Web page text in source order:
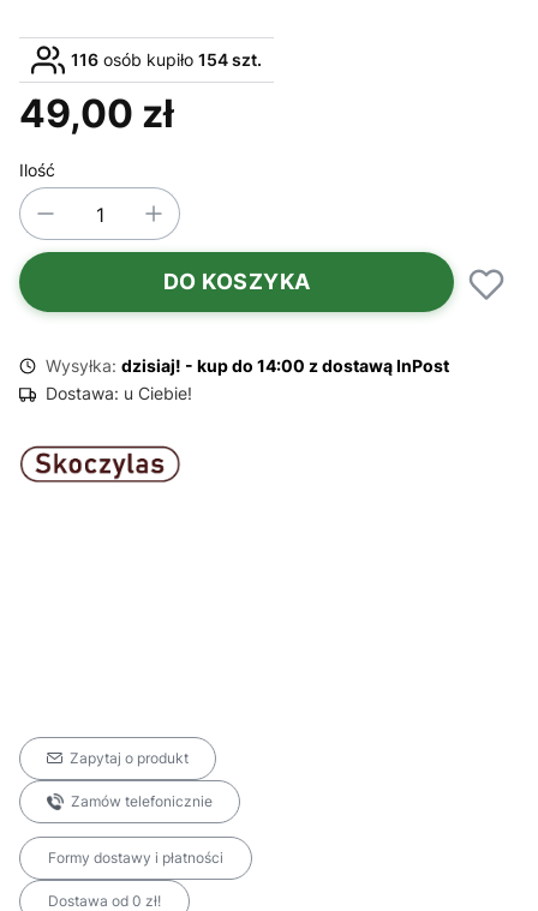
116 osób kupiło 154 szt.
Cena
49,00 zł
Ilość
DO KOSZYKA
Wysyłka: dzisiaj! - kup do 14:00 z dostawą InPost
Dostawa: u Ciebie!
Zapytaj o produkt
Zamów telefonicznie
Formy dostawy i płatności
Dostawa od 0 zł!